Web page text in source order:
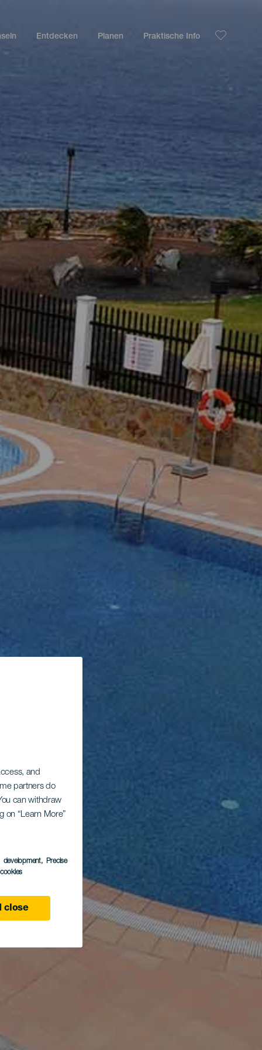
and
partners do
can withdraw
on “Learn More”
development, Precise
close
Entdecken Planen Praktische Info